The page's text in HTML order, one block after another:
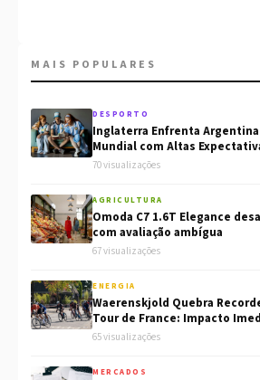
MAIS POPULARES
DESPORTO
Inglaterra Enfrenta
Mundial com Altas
70 visualizações
AGRICULTURA
Omoda C7 1.6T Elegance
com avaliação ambígua
67 visualizações
ENERGIA
Waerenskjold Quebra
Tour de France: Impacto
65 visualizações
MERCADOS